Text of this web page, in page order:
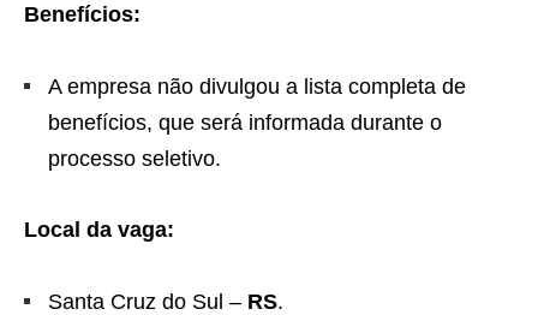
Benefícios:
A empresa não divulgou a lista completa de
benefícios, que será informada durante o
processo seletivo.
Local da vaga:
Santa Cruz do Sul – RS.